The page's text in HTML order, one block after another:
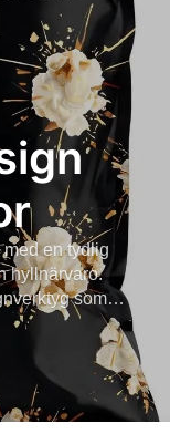
en tydlig
hyllnärvaro.
som
idéer
innan